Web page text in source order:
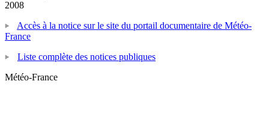
2008
Accès à la notice sur le site du portail documentaire de Météo-
France
Liste complète des notices publiques
Météo-France